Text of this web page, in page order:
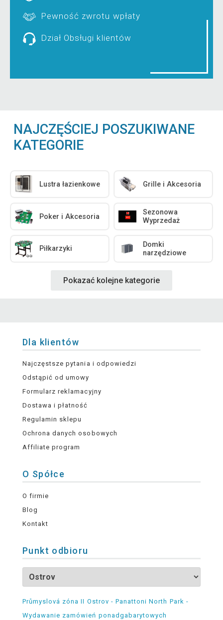
Pewność zwrotu wpłaty
Dział Obsługi klientów
NAJCZĘŚCIEJ POSZUKIWANE
KATEGORIE
Lustra łazienkowe Grille i Akcesoria
Poker i Akcesoria
Sezonowa
Wyprzedaż
Piłkarzyki
Domki
narzędziowe
Pokazać kolejne kategorie
Dla klientów
Najczęstsze pytania i odpowiedzi
Odstąpić od umowy
Formularz reklamacyjny
Dostawa i płatność
Regulamin sklepu
Ochrona danych osobowych
Affiliate program
O Spółce
O firmie
Blog
Kontakt
Punkt odbioru
Průmyslová zóna II Ostrov - Panattoni North Park -
Wydawanie zamówień ponadgabarytowych